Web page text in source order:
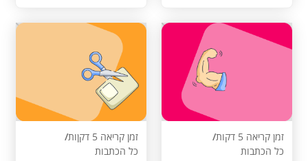
זמן קריאה 5 דקות
/
כל הכתבות
זמן קריאה 5 דקןות
/
כל הכתבות